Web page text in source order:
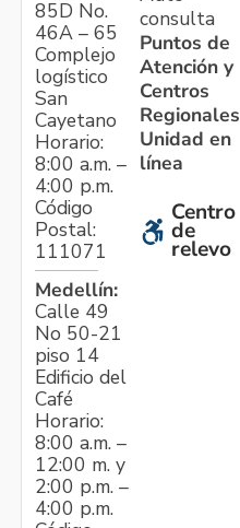
85D No.
46A – 65
Complejo
logístico
San
Cayetano
Horario:
8:00 a.m. –
4:00 p.m.
Código
Postal:
111071
Medellín:
Calle 49
No 50-21
piso 14
Edificio del
Café
Horario:
8:00 a.m. –
12:00 m. y
2:00 p.m. –
4:00 p.m.
consulta
Puntos de
Atención y
Centros
Regionales
Unidad en
línea
Centro
de
relevo